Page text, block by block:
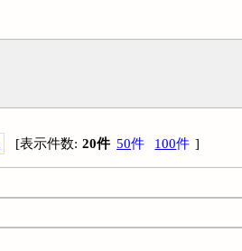
[表示件数: 20件 50件 100件 ]